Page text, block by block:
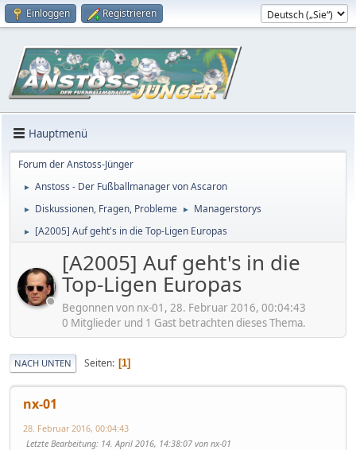
Einloggen Registrieren
Hauptmenü
Forum der Anstoss-Jünger
► Anstoss - Der Fußballmanager von Ascaron
► Diskussionen, Fragen, Probleme ► Managerstorys
► [A2005] Auf geht's in die Top-Ligen Europas
[A2005] Auf geht's in die
Top-Ligen Europas
Begonnen von nx-01, 28. Februar 2016, 00:04:43
0 Mitglieder und 1 Gast betrachten dieses Thema.
NACH UNTEN Seiten 1
nx-01
28. Februar 2016, 00:04:43
Letzte Bearbeitung: 14. April 2016, 14:38:07 von nx-01